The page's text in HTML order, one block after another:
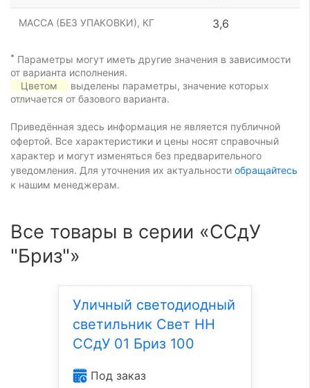
МАССА (БЕЗ УПАКОВКИ), КГ 3,6
* Параметры могут иметь другие значения в зависимости
от варианта исполнения.
Цветом
выделены параметры, значение которых
отличается от базового варианта.
Приведённая здесь информация не является публичной
офертой. Все характеристики и цены носят справочный
характер и могут изменяться без предварительного
уведомления. Для уточнения их актуальности обращайтесь
к нашим менеджерам.
Все товары в серии «ССдУ
"Бриз"»
Уличный светодиодный
светильник Свет НН
ССдУ 01 Бриз 100
Под заказ